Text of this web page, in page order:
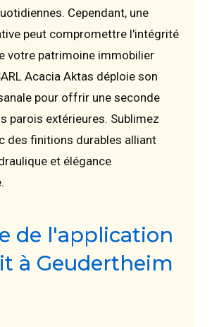
Cependant, une
peut compromettre l'intégrité
votre patrimoine immobilier
Acacia Aktas déploie son
pour offrir une seconde
parois extérieures. Sublimez
des finitions durables alliant
et élégance
de l'application
à Geudertheim